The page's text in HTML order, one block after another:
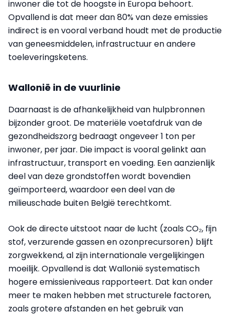
inwoner die tot de hoogste in Europa behoort.
Opvallend is dat meer dan 80% van deze emissies
indirect is en vooral verband houdt met de productie
van geneesmiddelen, infrastructuur en andere
toeleveringsketens.
Wallonië in de vuurlinie
Daarnaast is de afhankelijkheid van hulpbronnen
bijzonder groot. De materiële voetafdruk van de
gezondheidszorg bedraagt ongeveer 1 ton per
inwoner, per jaar. Die impact is vooral gelinkt aan
infrastructuur, transport en voeding. Een aanzienlijk
deel van deze grondstoffen wordt bovendien
geïmporteerd, waardoor een deel van de
milieuschade buiten België terechtkomt.
Ook de directe uitstoot naar de lucht (zoals CO₂, fijn
stof, verzurende gassen en ozonprecursoren) blijft
zorgwekkend, al zijn internationale vergelijkingen
moeilijk. Opvallend is dat Wallonië systematisch
hogere emissieniveaus rapporteert. Dat kan onder
meer te maken hebben met structurele factoren,
zoals grotere afstanden en het gebruik van